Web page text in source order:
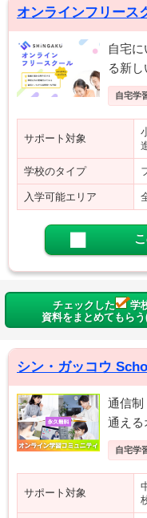
オンラインフリース
自宅
る新し
自宅学
サポート対象
学校のタイプ
入学可能エリア
チェックした
学
資料をまとめてもら
シン・ガッコウ
通信
通える
自宅学
サポート対象